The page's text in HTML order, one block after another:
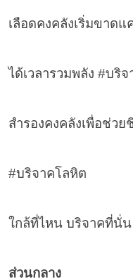
เลือดคงคลังเริ่มขาดแ
ได้เวลารวมพลัง #บริจ
สำรองคงคลังเพื่อช่ว
#บริจาคโลหิต
ใกล้ที่ไหน บริจาคที่นั่น
ส่วนกลาง